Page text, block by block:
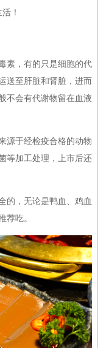
！
素，有的只是细胞的代
送至肝脏和肾脏，进而
不会有代谢物留在血液
源于经检疫合格的动物
等加工处理，上市后还
的，无论是鸭血、鸡血
荐吃。